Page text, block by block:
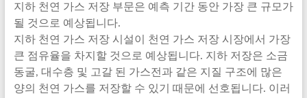
지하 천연 가스 저장 부문은 예측 기간 동안 가장 큰 규모가
될 것으로 예상됩니다.
지하 천연 가스 저장 시설이 천연 가스 저장 시장에서 가장
큰 점유율을 차지할 것으로 예상됩니다. 지하 저장은 소금
동굴, 대수층 및 고갈 된 가스전과 같은 지질 구조에 많은
양의 천연 가스를 저장할 수 있기 때문에 선호됩니다. 이러